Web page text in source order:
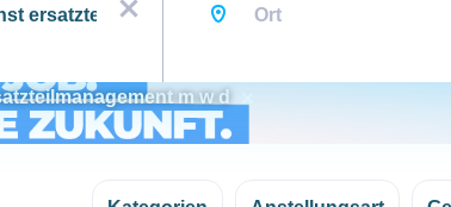
x
m w d